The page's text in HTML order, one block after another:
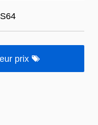
prix